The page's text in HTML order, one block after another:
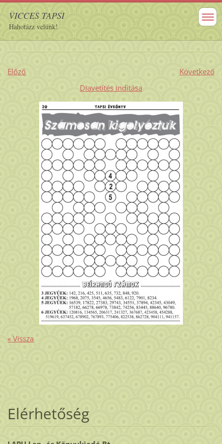
VICCES TAPSI
Hahotázz velünk!
Előző
Következő
Diavetítés indítása
« Vissza
Elérhetőség